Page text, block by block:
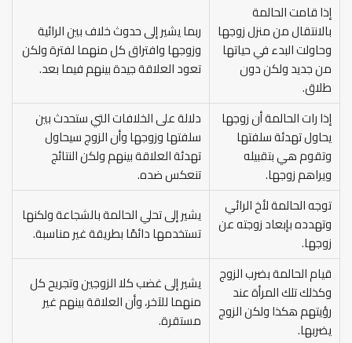
إذا قامت الحالمة
بالانتقال من منزل زوجها
وحاولت البدء في حياتها
من جديد ولكن دون
طلاق.
ربما يشير إلى حدوث خلاف بين الرائية
وزوجها وافتراق كل منهما لفترة ولكن
تعود العلاقة جيدة بينهم فيما بعد.
إذا رات الحالمة أن زوجها
يحاول تهدئة سلفتها
وتقوم هي بتقبيله
ويراهم زوجها.
دلالة على الخلافات التي ستحدث بين
سلفتها وزوجها وأن الزوج سيحاول
تهدئة العلاقة بينهم ولكن النتائج
تنعكس ضده.
توجه الحالمة لأخ الرائي
وتهدده بإبعاد زوجته عن
زوجها.
يشير إلى تحلي الحالمة بالشجاعة ولكنها
تستخدمها دائمًا بطريقة غير مناسبة.
قيام الحالمة بضرب الزوج
وكذلك تلك المرأة عند
رؤيتهم هكذا ولكن الزوج
يضربها.
يشير إلى غضب كلا الزوجين وتجريح كل
منهما للآخر، وأن العلاقة بينهم غير
مستقرة.